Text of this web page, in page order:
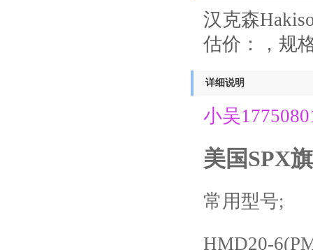
汉克森
估价：，规
详细说明
小吴
美国SPX
常用型号;
HMD20-